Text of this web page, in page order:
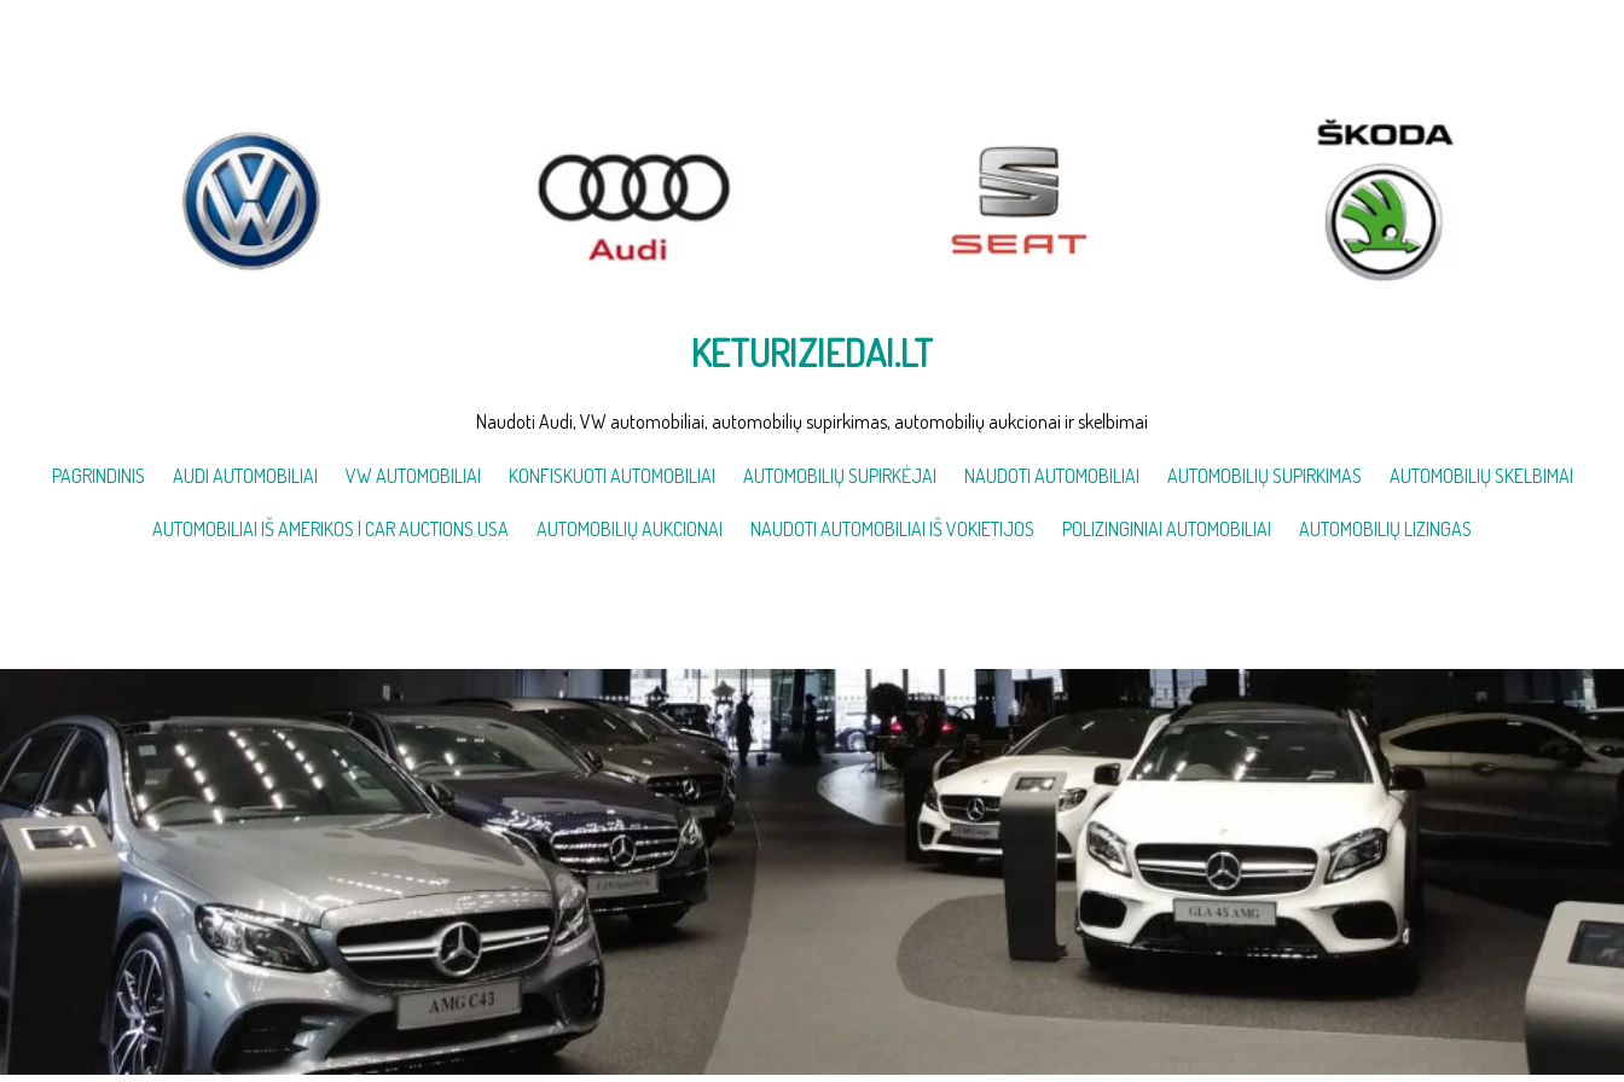
KETURIZIEDAI.LT
Naudoti Audi, VW automobiliai, automobilių supirkimas, automobilių aukcionai ir skelbimai
PAGRINDINIS AUDI AUTOMOBILIAI VW AUTOMOBILIAI KONFISKUOTI AUTOMOBILIAI AUTOMOBILIŲ SUPIRKĖJAI NAUDOTI AUTOMOBILIAI AUTOMOBILIŲ SUPIRKIMAS AUTOMOBILIŲ SKELBIMAI
AUTOMOBILIAI IŠ AMERIKOS | CAR AUCTIONS USA AUTOMOBILIŲ AUKCIONAI NAUDOTI AUTOMOBILIAI IŠ VOKIETIJOS POLIZINGINIAI AUTOMOBILIAI AUTOMOBILIŲ LIZINGAS